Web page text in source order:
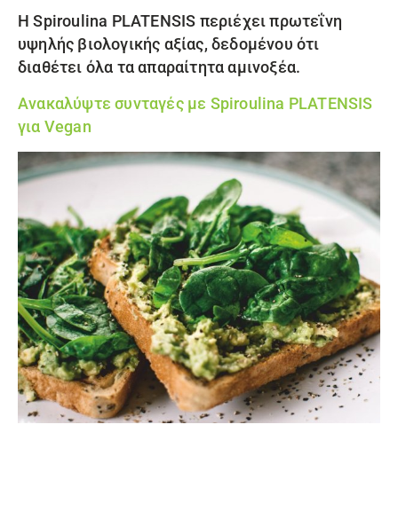
ΗSpiroulina PLATENSIS περιέχει πρωτεΐνη
υψηλής βιολογικής αξίας, δεδομένου ότι
διαθέτει όλα τα απαραίτητα αμινοξέα.
Ανακαλύψτε συνταγές με Spiroulina PLATENSIS
για Vegan